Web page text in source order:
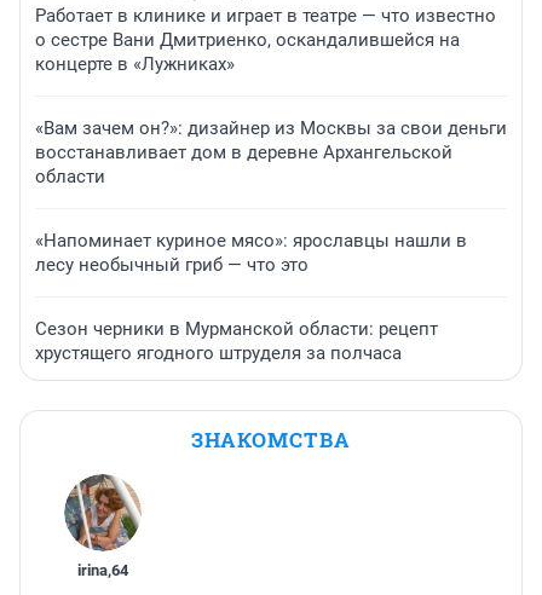
Работает в клинике и играет в театре — что известно
о сестре Вани Дмитриенко, оскандалившейся на
концерте в «Лужниках»
«Вам зачем он?»: дизайнер из Москвы за свои деньги
восстанавливает дом в деревне Архангельской
области
«Напоминает куриное мясо»: ярославцы нашли в
лесу необычный гриб — что это
Сезон черники в Мурманской области: рецепт
хрустящего ягодного штруделя за полчаса
ЗНАКОМСТВА
irina,64